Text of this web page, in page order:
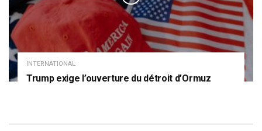
INTERNATIONAL
Trump exige l’ouverture du détroit d’Ormuz